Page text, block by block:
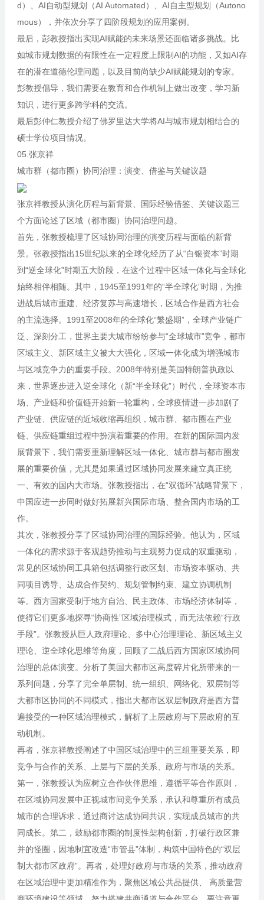
d）、AI自动型规划（AI Automated）、AI自主型规划（Autono
mous），并依次分享了四阶段规划的应用案例。
最后，彭教授指出实现AI赋能的未来场景还面临诸多挑战。比
如城市规划数据的有限性在一定程度上限制AI的功能，又如AI存
在的潜在道德伦理问题，以及目前尚缺少AI赋能规划的专家。
彭教授倡导，我们需要在教育和合作机制上做出改变，学习新
知识，进行更多跨学科的交流。
最后彭仲仁教授介绍了佛罗里达大学将AI与城市规划相结合的
硕士学位项目情况。
05.张京祥
城市群（都市圈）协同治理：演变、借鉴与关键议题
张京祥教授从演化历程与新背景、国际经验借鉴、关键议题三
个方面论述了区域（都市圈）协同治理问题。
首先，张教授梳理了区域协同治理的演变历程与面临的新背
景。张教授指出15世纪以来的全球化经历了从“白银资本”时期
到“逆全球化”时期五大阶段，在这个过程中区域一体化与全球化
始终相伴相随。其中，1945至1991年的“半全球化”时期，为推
进战后城市重建、经济复苏与高速增长，区域合作是西方社会
的主流选择。1991至2008年的全球化“繁盛期”，全球产业链广
泛、深刻分工，世界主要大城市纷纷参与“全球城市”竞争，都市
区域主义、新区域主义被大大强化，区域一体化成为增强城市
与区域竞争力的重要手段。2008年特别是美国特朗普执政以
来，世界逐步进入逆全球化（新“半全球化”）时代，全球资本市
场、产业链和价值链开始新一轮重构，全球疫情进一步加剧了
产业链、供应链的近域收缩再组织，城市群、都市圈在产业
链、供应链重组过程中扮演着重要的作用。在新的国际国内发
展背景下，我们需要重新理解区域一体化、城市群与都市圈发
展的重要价值，尤其是如果通过区域协同发展来建立真正统
一、有效的国内大市场。张教授指出，在“双循环”战略背景下，
中国应进一步同时做好拓展新兴国际市场、整合国内市场的工
作。
其次，张教授分享了区域协同治理的国际经验。他认为，区域
一体化的需求源于客观趋势推动与主观努力促成的双重驱动，
常见的区域协同工具箱包括调整行政区划、市场资本驱动、共
同项目诱导、达成合作契约、规划管制约束、建立协调机制
等。西方国家受制于地方自治、民主政体、市场经济体制等，
使得它们更多地探寻“协商性”区域治理模式，而无法依赖“行政
手段”。张教授从巨人政府理论、多中心治理理论、新区域主义
理论、逆全球化思维等角度，回顾了二战后西方国家区域协同
治理的总体演变。分析了美国大都市区高度碎片化所带来的一
系列问题，分享了完全单层制、统一组织、网络化、双层制等
大都市区协同的不同模式，指出大都市区双层制政府是西方普
遍接受的一种区域治理模式，解析了上层政府与下层政府的互
动机制。
再者，张京祥教授阐述了中国区域治理中的三组重要关系，即
竞争与合作的关系、上层与下层的关系、政府与市场的关系。
第一，张教授认为应树立合作伙伴思维，遵循平等合作原则，
在区域协同发展中正视城市间竞争关系，承认和尊重所有成员
城市的合理诉求，通过商讨达成协同共识，实现成员城市的共
同成长。第二，鼓励都市圈的制度性架构创新，打破行政区兼
并的怪圈，因地制宜改造“市管县”体制，构筑中国特色的“双层
制大都市区政府”。再者，处理好政府与市场的关系，推动政府
在区域治理中更加精准作为，聚焦区域公共品提供、 高质量营